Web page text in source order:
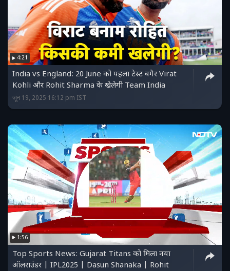
4:21
India vs England: 20 June को पहला टेस्ट बगैर Virat
Kohli और Rohit Sharma के खेलेगी Team India
जून 19, 2025 16:12 pm IST
1:56
Top Sports News: Gujarat Titans को मिला नया
ऑलराउंडर | IPL2025 | Dasun Shanaka | Rohit